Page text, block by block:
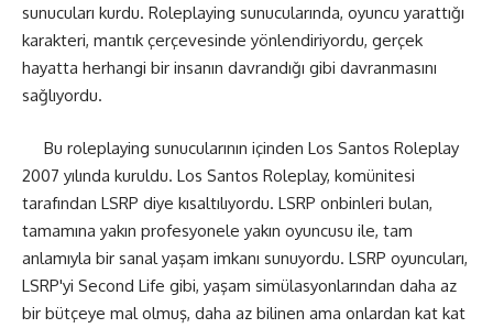
sunucuları kurdu. Roleplaying sunucularında, oyuncu yarattığı
karakteri, mantık çerçevesinde yönlendiriyordu, gerçek
hayatta herhangi bir insanın davrandığı gibi davranmasını
sağlıyordu.
Bu roleplaying sunucularının içinden Los Santos Roleplay
2007 yılında kuruldu. Los Santos Roleplay, komünitesi
tarafından LSRP diye kısaltılıyordu. LSRP onbinleri bulan,
tamamına yakın profesyonele yakın oyuncusu ile, tam
anlamıyla bir sanal yaşam imkanı sunuyordu. LSRP oyuncuları,
LSRP'yi Second Life gibi, yaşam simülasyonlarından daha az
bir bütçeye mal olmuş, daha az bilinen ama onlardan kat kat